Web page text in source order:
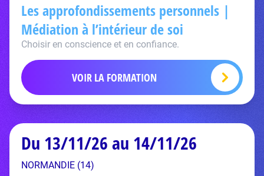
Les approfondissements personnels |
Médiation à l’intérieur de soi
Choisir en conscience et en confiance.
VOIR LA FORMATION
Du 13/11/26 au 14/11/26
NORMANDIE (14)